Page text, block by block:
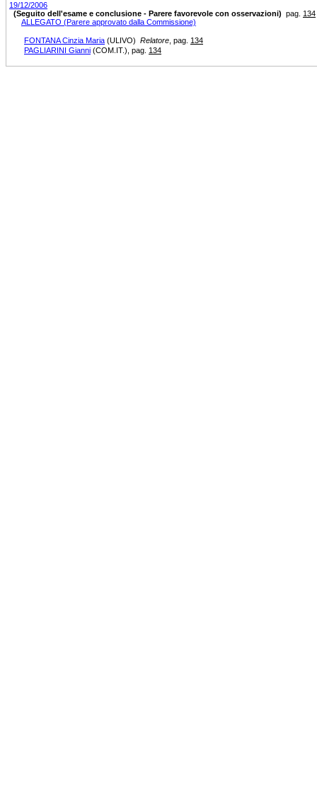
19/12/2006
(Seguito dell'esame e conclusione - Parere favorevole con osservazioni) pag. 134
ALLEGATO (Parere approvato dalla Commissione)
FONTANA Cinzia Maria (ULIVO) Relatore , pag. 134
PAGLIARINI Gianni (COM.IT.) , pag. 134